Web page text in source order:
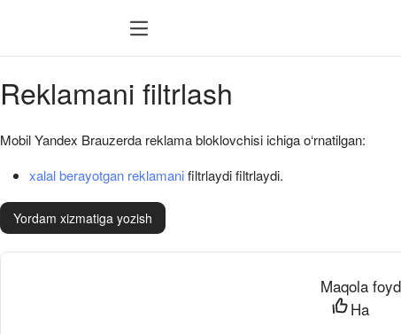
Reklamani filtrlash
Mobil Yandex Brauzerda reklama bloklovchisi ichiga o‘rnatilgan:
xalal berayotgan reklamanifiltrlaydi filtrlaydi.
Yordam xizmatiga yozish
Maqola
Ha